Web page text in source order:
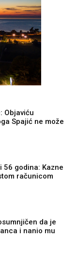
Objaviću
Spajić ne može
godina: Kazne
računicom
da je
i nanio mu